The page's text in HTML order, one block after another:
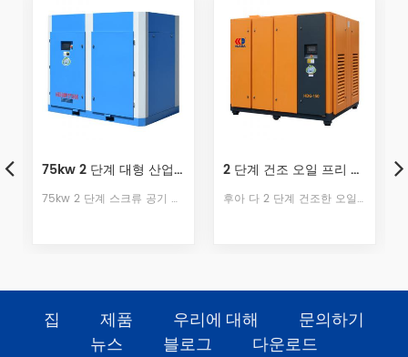
류 공기 압축기 2 단계 건조 오일 프리 나사 공기 압축기 22kW 2단 PM 나사 공기 압축기
22kw 2단 PM VSD 스크류 압축기는 대형 모터를 사용하여 단위 속도를 줄이고 2000RPM의 최대 부하 속도는 더 조용한 보장입니다. 새로운 공기 덕트 구조 설계로 전체 공기 덕트 압력 차이, 구조가 더 아름답습니다.
집 제품 우리에 대해
문의하기
뉴스
블로그
다운로드